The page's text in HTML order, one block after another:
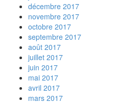
décembre 2017
novembre 2017
octobre 2017
septembre 2017
août 2017
juillet 2017
juin 2017
mai 2017
avril 2017
mars 2017